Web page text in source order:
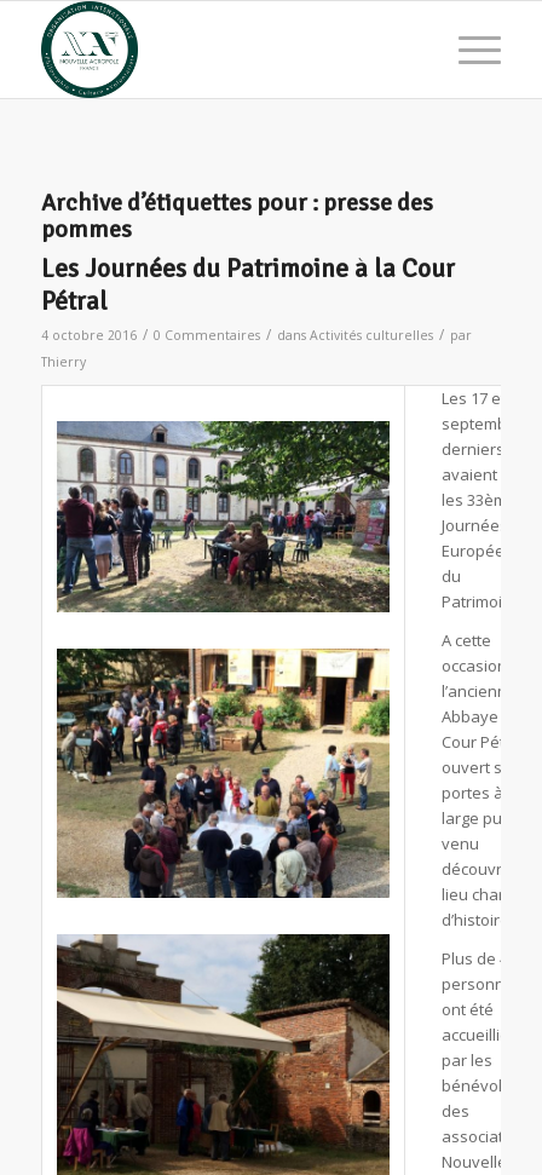
Archive d’étiquettes pour : presse des
pommes
Les Journées du Patrimoine à la Cour
Pétral
4 octobre 2016 / 0 Commentaires / dans Activités culturelles / par
Thierry
Les 17 et 18
septembre
derniers
avaient lieu
les 33ème
Journées
Européennes
du
Patrimoine.
A cette
occasion,
l’ancienne
Abbaye de la
Cour Pétral a
ouvert ses
portes à un
large public
venu
découvrir ce
lieu chargé
d’histoire.
Plus de 400
personnes
ont été
accueillies
par les
bénévoles
des
associations
Nouvelle